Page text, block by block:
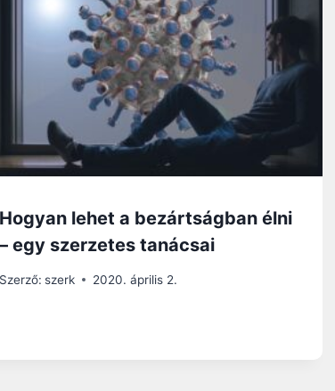
Hogyan lehet a bezártságban élni
– egy szerzetes tanácsai
Szerző: szerk 2020. április 2.